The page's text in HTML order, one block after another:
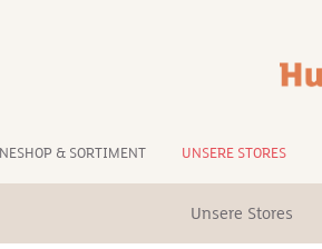
& SORTIMENT UNSERE STORES
Unsere Stores